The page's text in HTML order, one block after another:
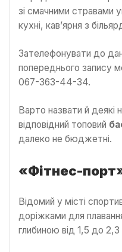
зі смачними стравами
кухні, кав’ярня з
Зателефонувати до
попереднього запису
067-363-44-34.
Варто назвати й деякі
відповідний топовий
далеко не бюджетні.
«Фітнес-
Відомий у місті
доріжками для
глибиною від 1,5 до